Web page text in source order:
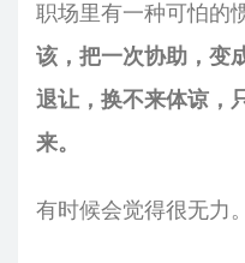
职场里有一种可怕
该，把一次协助，变
退让，换不来体谅，
来。
有时候会觉得很无力。